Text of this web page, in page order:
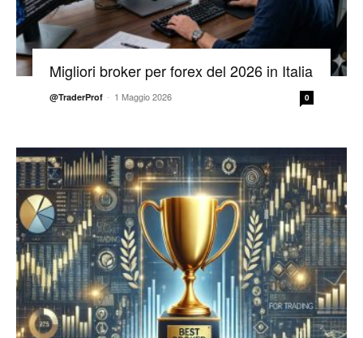
Migliori broker per forex del 2026 in Italia
@TraderProf - 1 Maggio 2026 0